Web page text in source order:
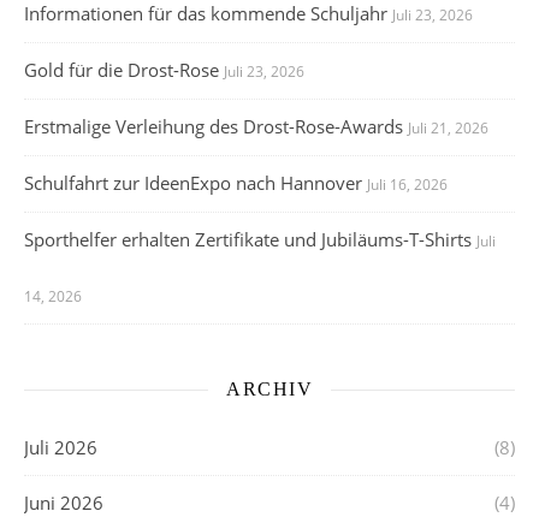
Informationen für das kommende Schuljahr Juli 23, 2026
Gold für die Drost-Rose Juli 23, 2026
Erstmalige Verleihung des Drost-Rose-Awards Juli 21, 2026
Schulfahrt zur IdeenExpo nach Hannover Juli 16, 2026
Sporthelfer erhalten Zertifikate und Jubiläums-T-Shirts Juli
14, 2026
ARCHIV
Juli 2026 (8)
Juni 2026 (4)